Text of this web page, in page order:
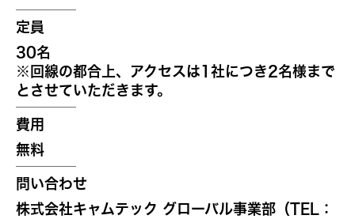
定員
30名
※回線の都合上、アクセスは1社につき2名様まで
とさせていただきます。
費用
無料
問い合わせ
株式会社キャムテック グローバル事業部（TEL：